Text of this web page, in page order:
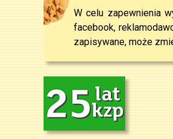
W celu zapewnienia
facebook,
zapisywane, może